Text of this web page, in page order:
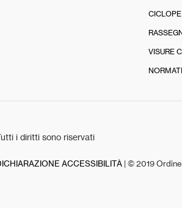
CICLOPE
VISURE
i diritti sono riservati
ACCESSIBILITÀ | © 2019